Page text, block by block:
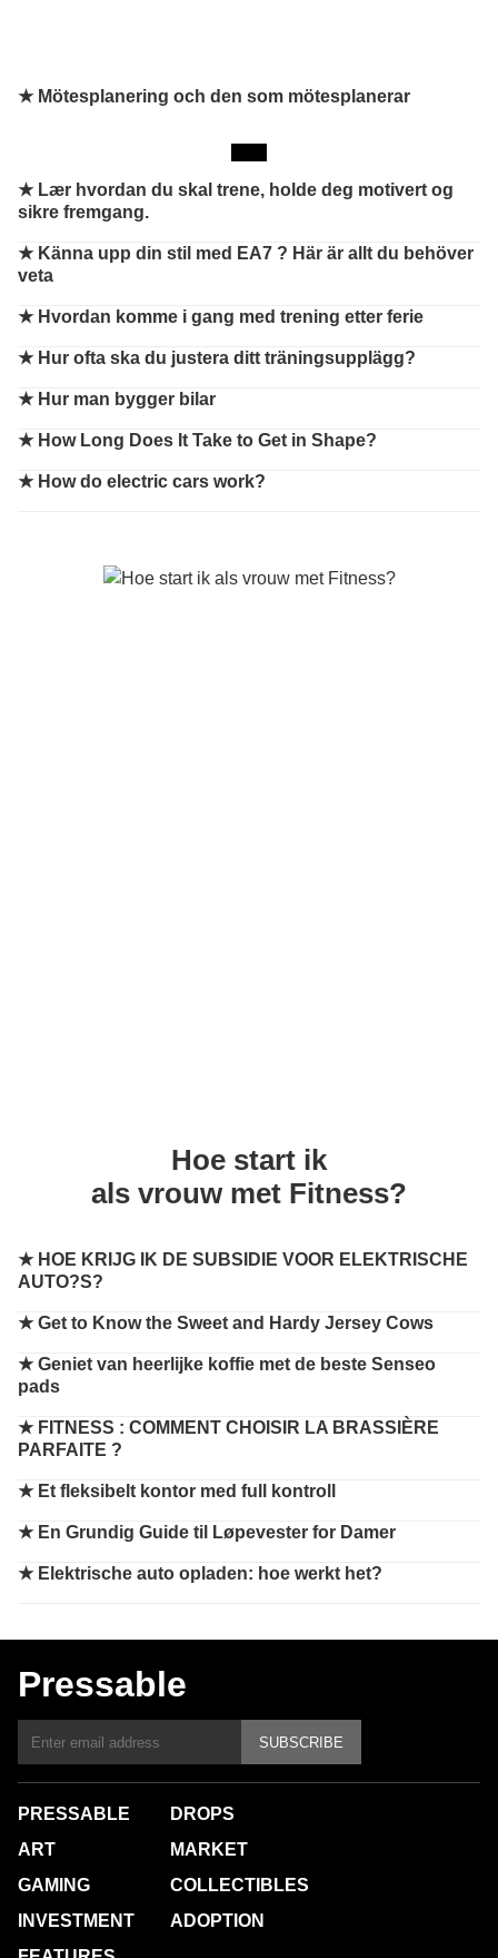
★ Mötesplanering och den som mötesplanerar
★ Lær hvordan du skal trene, holde deg motivert og
sikre fremgang.
★ Känna upp din stil med EA7 ? Här är allt du behöver
veta
★ Hvordan komme i gang med trening etter ferie
★ Hur ofta ska du justera ditt träningsupplägg?
★ Hur man bygger bilar
★ How Long Does It Take to Get in Shape?
★ How do electric cars work?
Hoe start ik
als vrouw met Fitness?
★ HOE KRIJG IK DE SUBSIDIE VOOR ELEKTRISCHE
AUTO?S?
★Get to Know the Sweet and Hardy Jersey Cows
★Geniet van heerlijke koffie met de beste Senseo
pads
★ FITNESS : COMMENT CHOISIR LA BRASSIÈRE
PARFAITE ?
★ Et fleksibelt kontor med full kontroll
★ En Grundig Guide til Løpevester for Damer
★ Elektrische auto opladen: hoe werkt het?
Pressable
SUBSCRIBE
PRESSABLE
ART
GAMING
INVESTMENT
DROPS
MARKET
COLLECTIBLES
ADOPTION